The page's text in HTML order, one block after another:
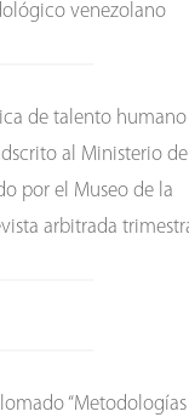
venezolano
de talento humano
al Ministerio
por el Museo de la
arbitrada
“Metodologías